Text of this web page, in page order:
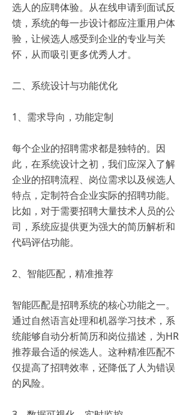
选人的应聘体验。从在线申请到面试反
馈，系统的每一步设计都应注重用户体
验，让候选人感受到企业的专业与关
怀，从而吸引更多优秀人才。
二、系统设计与功能优化
1、需求导向，功能定制
每个企业的招聘需求都是独特的。因
此，在系统设计之初，我们应深入了解
企业的招聘流程、岗位需求以及候选人
特点，定制符合企业实际的招聘功能。
比如，对于需要招聘大量技术人员的公
司，系统应提供更为强大的简历解析和
代码评估功能。
2、智能匹配，精准推荐
智能匹配是招聘系统的核心功能之一。
通过自然语言处理和机器学习技术，系
统能够自动分析简历和岗位描述，为HR
推荐最合适的候选人。这种精准匹配不
仅提高了招聘效率，还降低了人为错误
的风险。